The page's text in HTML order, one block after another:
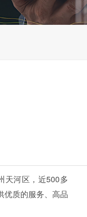
天河区，近500多
优质的服务、高品